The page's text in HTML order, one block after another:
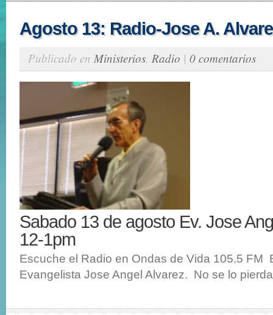
Agosto 13: Radio-Jose A.
Publicado en Ministerios, Radio | 0 comentarios
Sabado 13 de agosto Ev. Jose
12-1pm
Escuche el Radio en Ondas de Vida 105.5 FM
Evangelista Jose Angel Alvarez. No se lo